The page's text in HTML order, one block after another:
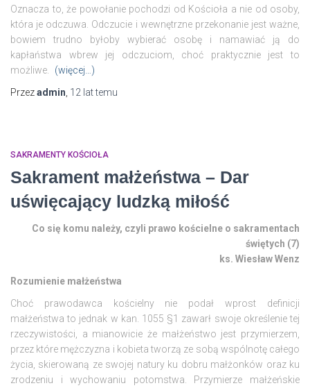
Oznacza to, że powołanie pochodzi od Kościoła a nie od osoby,
która je odczuwa. Odczucie i wewnętrzne przekonanie jest ważne,
bowiem trudno byłoby wybierać osobę i namawiać ją do
kapłaństwa wbrew jej odczuciom, choć praktycznie jest to
możliwe.
(więcej…)
Przezadmin 12 lattemu
SAKRAMENTY KOŚCIOŁA
Sakrament małżeństwa – Dar
uświęcający ludzką miłość
Co się komu należy, czyli prawo kościelne o sakramentach
świętych (7)
ks. Wiesław Wenz
Rozumienie małżeństwa
Choć prawodawca kościelny nie podał wprost definicji
małżeństwa to jednak w kan. 1055 §1 zawarł swoje określenie tej
rzeczywistości, a mianowicie że małżeństwo jest przymierzem,
przez które mężczyzna i kobieta tworzą ze sobą wspólnotę całego
życia, skierowaną ze swojej natury ku dobru małżonków oraz ku
zrodzeniu i wychowaniu potomstwa. Przymierze małżeńskie